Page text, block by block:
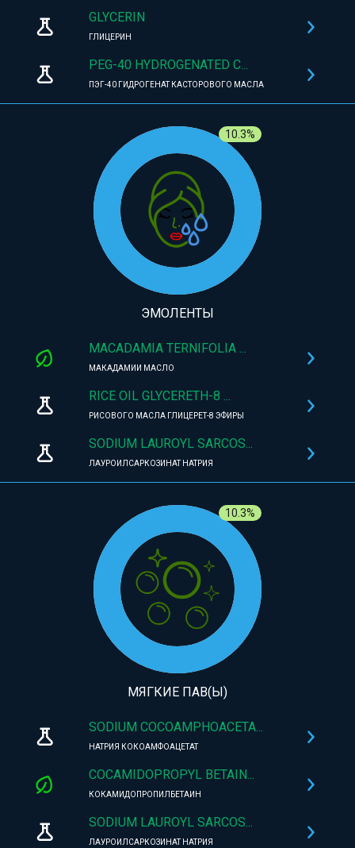
GLYCERIN
ГЛИЦЕРИН
PEG-40 HYDROGENATED C...
ПЭГ-40 ГИДРОГЕНАТ КАСТОРОВОГО МАСЛА
10.3%
ЭМОЛЕНТЫ
MACADAMIA TERNIFOLIA ...
МАКАДАМИИ МАСЛО
RICE OIL GLYCERETH-8 ...
РИСОВОГО МАСЛА ГЛИЦЕРЕТ-8 ЭФИРЫ
SODIUM LAUROYL SARCOS...
ЛАУРОИЛСАРКОЗИНАТ НАТРИЯ
10.3%
МЯГКИЕ ПАВ(Ы)
SODIUM COCOAMPHOACETA...
НАТРИЯ КОКОАМФОАЦЕТАТ
COCAMIDOPROPYL BETAIN...
КОКАМИДОПРОПИЛБЕТАИН
SODIUM LAUROYL SARCOS...
ЛАУРОИЛСАРКОЗИНАТ НАТРИЯ